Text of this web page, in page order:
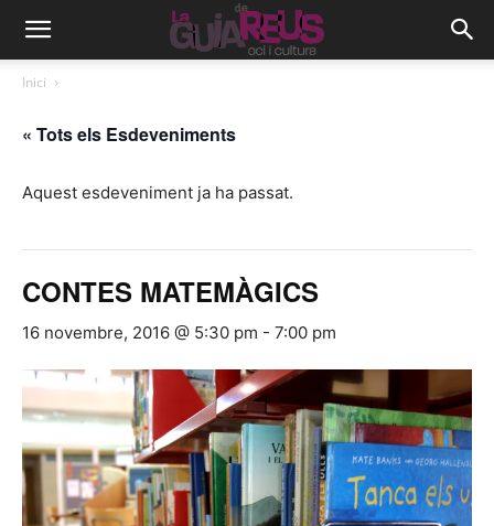
Inici
« Tots els Esdeveniments
Aquest esdeveniment ja ha passat.
CONTES MATEMÀGICS
16 novembre, 2016 @ 5:30 pm - 7:00 pm